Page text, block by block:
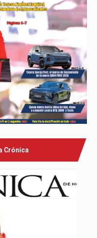
Crónica